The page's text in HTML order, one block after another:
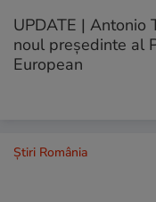
UPDATE | Antonio
noul președinte al
European
Știri România